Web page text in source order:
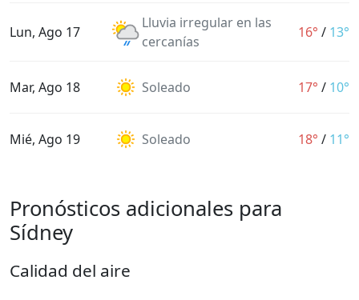
Lun, Ago 17
Lluvia irregular en las
cercanías
16° / 13°
Mar, Ago 18 Soleado 17° / 10°
Mié, Ago 19 Soleado 18° / 11°
Pronósticos adicionales para
Sídney
Calidad del aire